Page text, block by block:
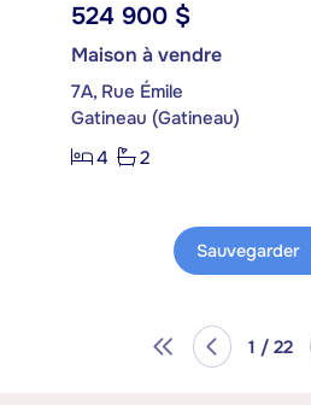
524 900 $
Maison à vendre
7A, Rue Émile
Gatineau (Gatineau)
4
2
Sauvegarder
1 / 22